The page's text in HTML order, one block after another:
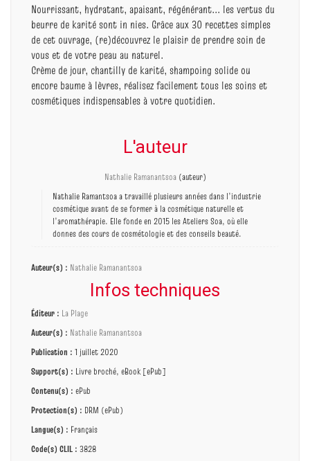
Nourrissant, hydratant, apaisant, régénérant... les vertus du
beurre de karité sont in nies. Grâce aux 30 recettes simples
de cet ouvrage, (re)découvrez le plaisir de prendre soin de
vous et de votre peau au naturel.
Crème de jour, chantilly de karité, shampoing solide ou
encore baume à lèvres, réalisez facilement tous les soins et
cosmétiques indispensables à votre quotidien.
L'auteur
Nathalie Ramanantsoa(auteur)
Nathalie Ramantsoa a travaillé plusieurs années dans l’industrie
cosmétique avant de se former à la cosmétique naturelle et
l’aromathérapie. Elle fonde en 2015 les Ateliers Soa, où elle
donnes des cours de cosmétologie et des conseils beauté.
Auteur(s) : Nathalie Ramanantsoa
Infos techniques
Éditeur : La Plage
Auteur(s) : Nathalie Ramanantsoa
Publication : 1 juillet 2020
Support(s) : Livre broché, eBook [ePub]
Contenu(s) : ePub
Protection(s) : DRM (ePub)
Langue(s) : Français
Code(s) CLIL : 3828